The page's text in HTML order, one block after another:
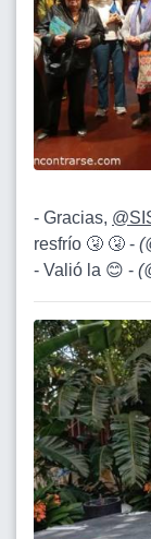
- Gracias,
resfrío 🤧 🤧 - (
- Valió la 😊 - (